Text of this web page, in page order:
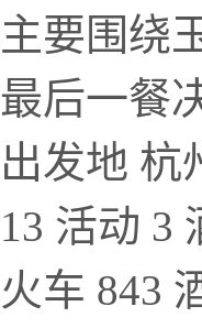
主要围绕
最后一餐
出发地 杭
13 活动 3
火车 843